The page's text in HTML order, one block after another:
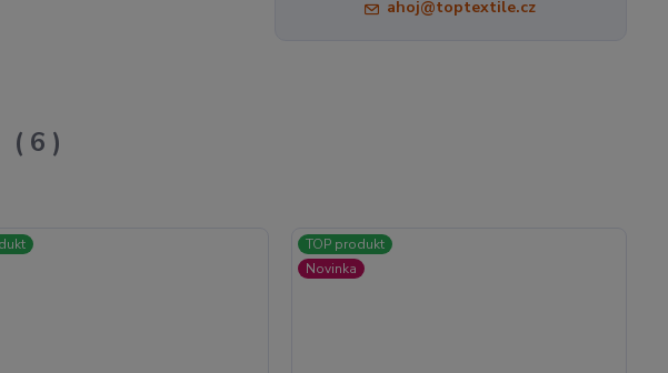
ahoj@toptextile.cz
6
TOP produkt
Novinka